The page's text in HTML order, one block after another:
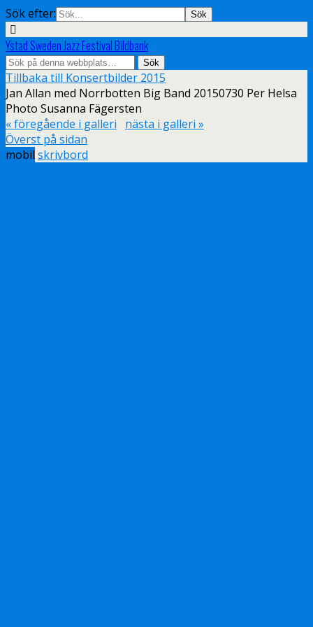
Sök efter:
Ystad Sweden Jazz Festival Bildbank
Tillbaka till Konsertbilder 2015
Jan Allan med Norrbotten Big Band 20150730 Per Helsa
Photo Susanna Fägersten
« föregående i galleri
nästa i galleri »
Överst på sidan
mobil skrivbord